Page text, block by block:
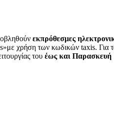
εκπρόθεσμες
χρήση των κωδικών taxis. Για
του έως και Παρασκευή